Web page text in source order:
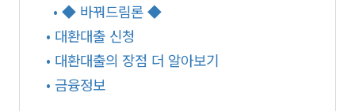
• ◆ 바꿔드림론 ◆
• 대환대출 신청
• 대환대출의 장점 더 알아보기
• 금융정보